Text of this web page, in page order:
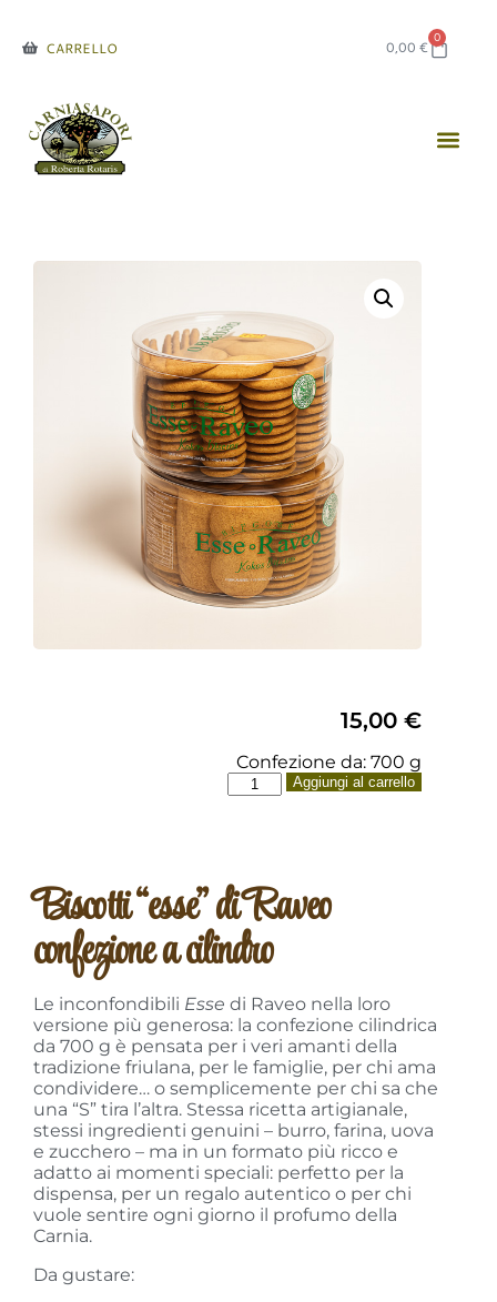
CARRELLO 0,00 €
0
15,00 €
Confezione da: 700 g
Aggiungi al carrello
Biscotti “esse” di Raveo
confezione a cilindro
Le inconfondibili Esse di Raveo nella loro
versione più generosa: la confezione cilindrica
da 700 g è pensata per i veri amanti della
tradizione friulana, per le famiglie, per chi ama
condividere… o semplicemente per chi sa che
una “S” tira l’altra. Stessa ricetta artigianale,
stessi ingredienti genuini – burro, farina, uova
e zucchero – ma in un formato più ricco e
adatto ai momenti speciali: perfetto per la
dispensa, per un regalo autentico o per chi
vuole sentire ogni giorno il profumo della
Carnia.
Da gustare: